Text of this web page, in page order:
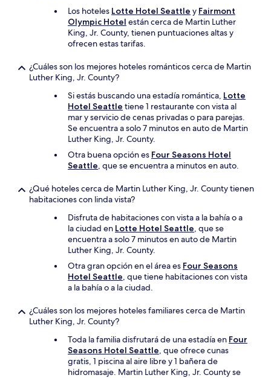
Los hoteles Lotte Hotel Seattle y Fairmont
Olympic Hotel están cerca de Martin Luther
King, Jr. County, tienen puntuaciones altas y
ofrecen estas tarifas.
¿Cuáles son los mejores hoteles románticos cerca de Martin
Luther King, Jr. County?
Si estás buscando una estadía romántica, Lotte
Hotel Seattle tiene 1 restaurante con vista al
mar y servicio de cenas privadas o para parejas.
Se encuentra a solo 7 minutos en auto de Martin
Luther King, Jr. County.
Otra buena opción es Four Seasons Hotel
Seattle, que se encuentra a minutos en auto.
¿Qué hoteles cerca de Martin Luther King, Jr. County tienen
habitaciones con linda vista?
Disfruta de habitaciones con vista a la bahía o a
la ciudad en Lotte Hotel Seattle, que se
encuentra a solo 7 minutos en auto de Martin
Luther King, Jr. County.
Otra gran opción en el área es Four Seasons
Hotel Seattle, que tiene habitaciones con vista
a la bahía o a la ciudad.
¿Cuáles son los mejores hoteles familiares cerca de Martin
Luther King, Jr. County?
Toda la familia disfrutará de una estadía en Four
Seasons Hotel Seattle, que ofrece cunas
gratis, 1 piscina al aire libre y 1 bañera de
hidromasaje. Martin Luther King, Jr. County se